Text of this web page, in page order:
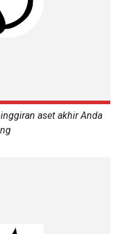
aset akhir Anda